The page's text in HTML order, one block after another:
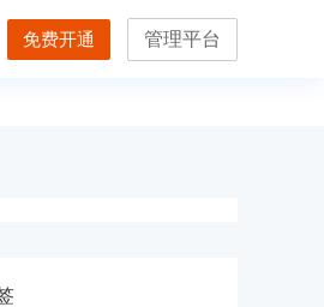
免费开通 管理平台